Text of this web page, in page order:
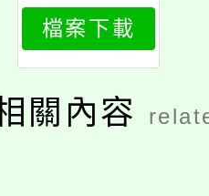
檔案下載
關內容